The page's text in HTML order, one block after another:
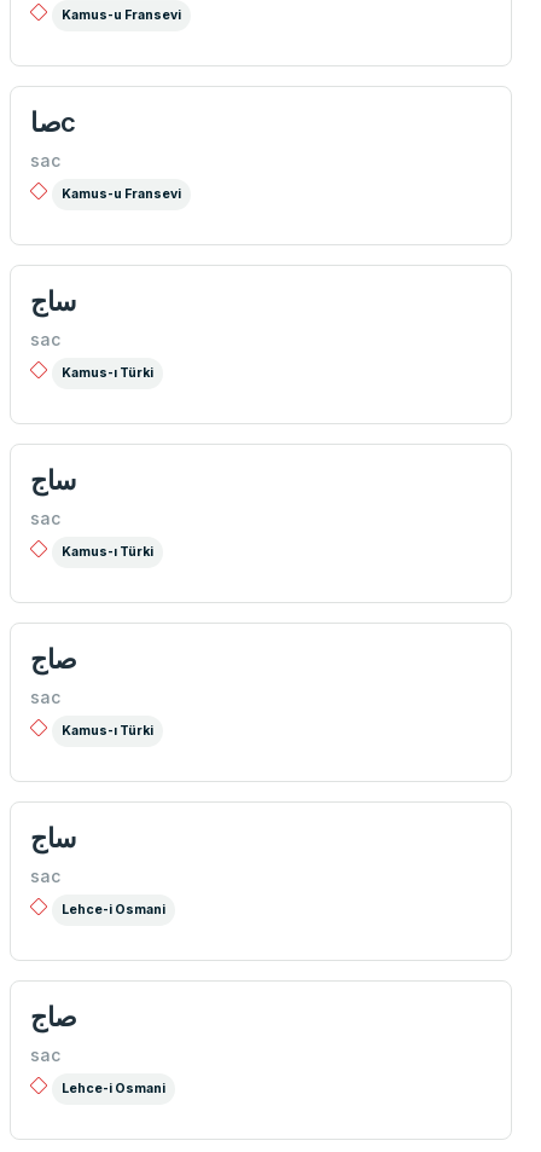
Kamus-u Fransevi
صاc
sac
Kamus-u Fransevi
ساج
sac
Kamus-ı Türki
ساج
sac
Kamus-ı Türki
صاج
sac
Kamus-ı Türki
ساج
sac
Lehce-i Osmani
صاج
sac
Lehce-i Osmani